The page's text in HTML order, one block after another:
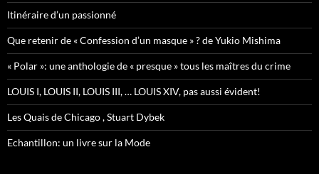
Itinéraire d’un passionné
Que retenir de « Confession d’un masque » ? de Yukio Mishima
« Polar »: une anthologie de « presque » tous les maîtres du crime
LOUIS I, LOUIS II, LOUIS III, … LOUIS XIV, pas aussi évident!
Les Quais de Chicago , Stuart Dybek
Echantillon: un livre sur la Mode